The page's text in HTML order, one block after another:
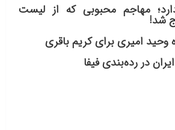
مهاجم محبوبی که از لیست
شد!
امیری برای کریم باقری
در رده‌بندی فیفا